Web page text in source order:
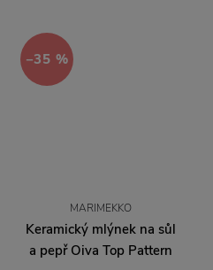
−35 %
MARIMEKKO
Keramický mlýnek na sůl
a pepř Oiva Top Pattern